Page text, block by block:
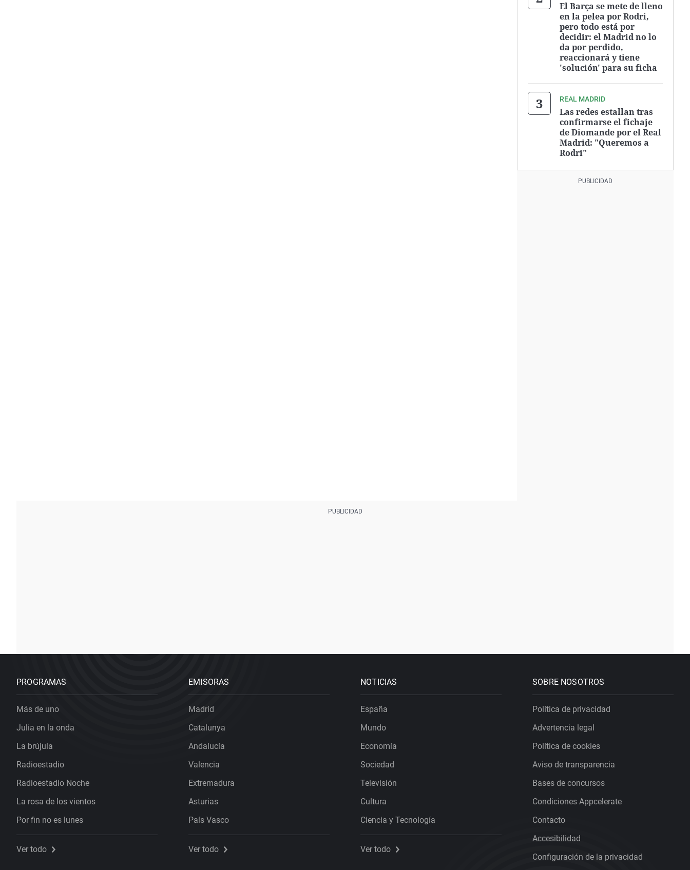
El Barça se mete de lleno
en la pelea por Rodri,
pero todo está por
decidir: el Madrid no lo
da por perdido,
reaccionará y tiene
'solución' para su ficha
REAL MADRID
Las redes estallan tras
confirmarse el fichaje
de Diomande por el Real
Madrid: "Queremos a
Rodri"
PROGRAMAS
Más de uno
Julia en la onda
La brújula
Radioestadio
Radioestadio Noche
La rosa de los vientos
Por fin no es lunes
Ver todo
EMISORAS
Madrid
Catalunya
Andalucía
Valencia
Extremadura
Asturias
País Vasco
Ver todo
NOTICIAS
España
Mundo
Economía
Sociedad
Televisión
Cultura
Ciencia y Tecnología
Ver todo
SOBRE NOSOTROS
Política de privacidad
Advertencia legal
Política de cookies
Aviso de transparencia
Bases de concursos
Condiciones Appcelerate
Contacto
Accesibilidad
Configuración de la privacidad